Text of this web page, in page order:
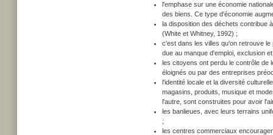
l'emphase sur une économie
des biens. Ce type d'économie
la disposition des déchets contribue
(White et Whitney, 1992) ;
c'est dans les villes qu'on retrouve
due au manque d'emploi, exclusion
les citoyens ont perdu le contrôle de
éloignés ou par des entreprises
l'identité locale et la diversité
magasins, produits, musique et
l'autre, sont construites pour avoir
les banlieues, avec leurs terrains
;
les centres commerciaux